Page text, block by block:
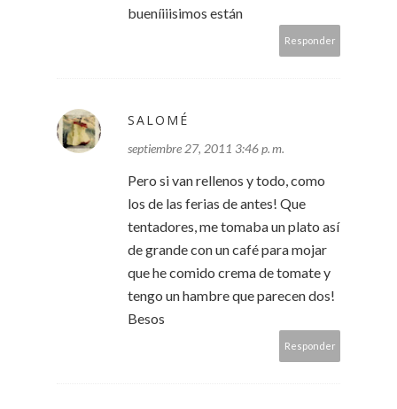
bueníiiisimos están
Responder
SALOMÉ
septiembre 27, 2011 3:46 p. m.
Pero si van rellenos y todo, como
los de las ferias de antes! Que
tentadores, me tomaba un plato así
de grande con un café para mojar
que he comido crema de tomate y
tengo un hambre que parecen dos!
Besos
Responder